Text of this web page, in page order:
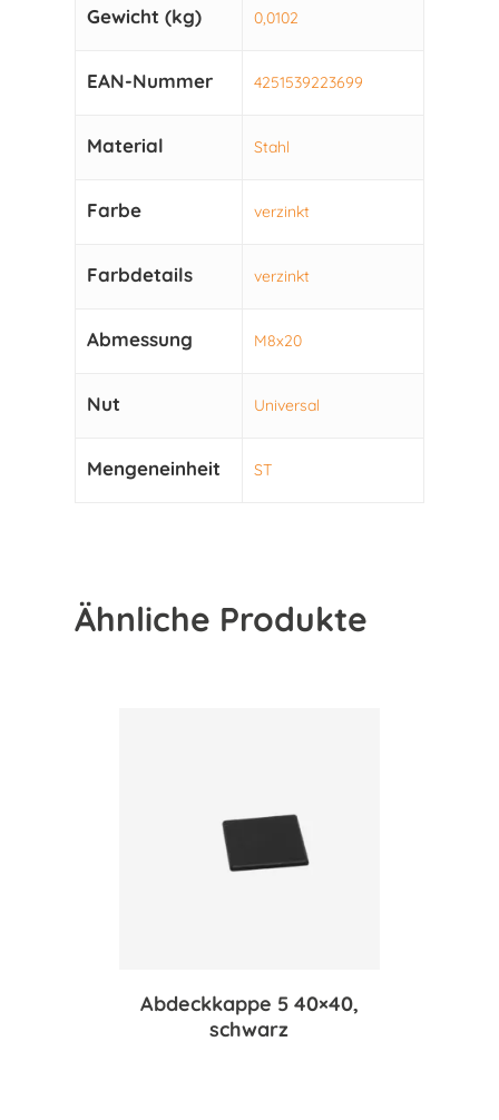
Gewicht (kg) 0,0102
EAN-Nummer 4251539223699
Material Stahl
Farbe verzinkt
Farbdetails verzinkt
Abmessung M8x20
Nut Universal
Mengeneinheit ST
Ähnliche Produkte
Abdeckkappe 5 40×40,
schwarz